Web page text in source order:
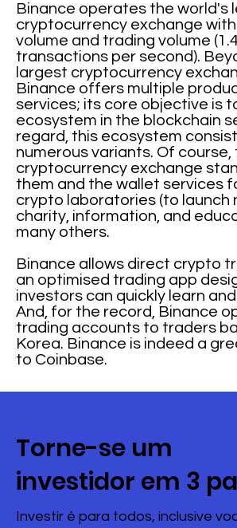
Binance operates the world's
cryptocurrency exchange
volume and trading volume
transactions per second).
largest cryptocurrency
Binance offers multiple
services; its core objective is
ecosystem in the blockchain
regard, this ecosystem
numerous variants. Of course,
cryptocurrency exchange
them and the wallet services
crypto laboratories (to launch
charity, information, and
many others.
Binance allows direct crypto
an optimised trading app
investors can quickly learn
And, for the record, Binance
trading accounts to traders
Korea. Binance is indeed a
to Coinbase.
Torne-se um
investidor em 3
Investir é para todos, inclusive